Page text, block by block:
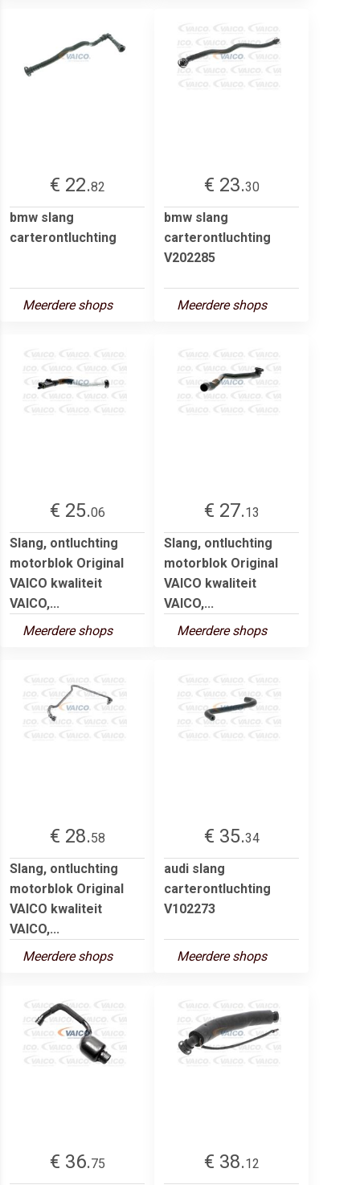
€ 22.82
bmw slang
carterontluchting
Meerdere shops
€ 23.30
bmw slang
carterontluchting
V202285
Meerdere shops
€ 25.06
Slang, ontluchting
motorblok Original
VAICO kwaliteit
VAICO,...
Meerdere shops
€ 27.13
Slang, ontluchting
motorblok Original
VAICO kwaliteit
VAICO,...
Meerdere shops
€ 28.58
Slang, ontluchting
motorblok Original
VAICO kwaliteit
VAICO,...
Meerdere shops
€ 35.34
audi slang
carterontluchting
V102273
Meerdere shops
€ 36.75
€ 38.12